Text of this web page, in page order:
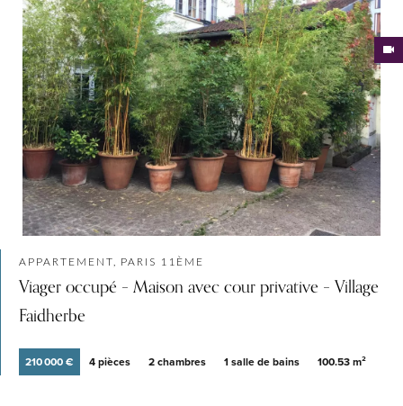
APPARTEMENT, PARIS 11ÈME
Viager occupé – Maison avec cour privative – Village
Faidherbe
210 000 € 4 pièces 2 chambres 1 salle de bains 100.53 m²